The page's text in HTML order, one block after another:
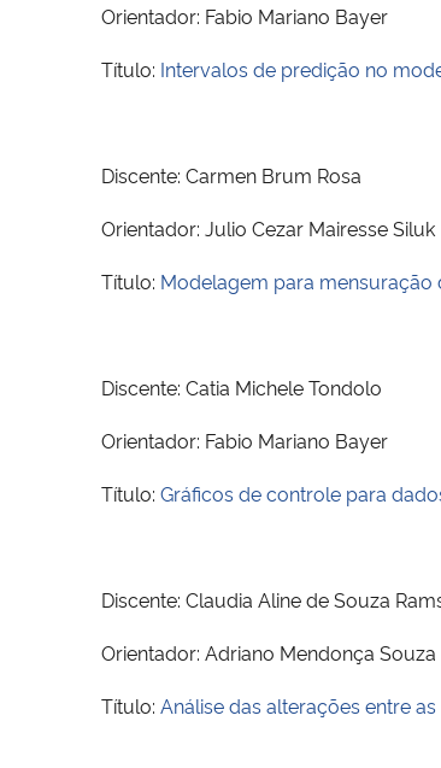
Orientador: Fabio Mariano Bayer
Título: Intervalos de predição no
Discente: Carmen Brum Rosa
Orientador: Julio Cezar Mairesse Siluk
Título: Modelagem para
Discente: Catia Michele Tondolo
Orientador: Fabio Mariano Bayer
Título: Gráficos de controle para
Discente: Claudia Aline de Souza
Orientador: Adriano Mendonça Souza
Título: Análise das alterações entre